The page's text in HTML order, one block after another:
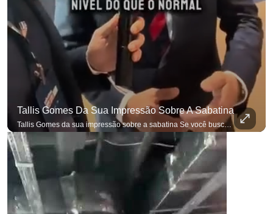
Tallis Gomes Da Sua Impressão Sobre A Sabatina
Tallis Gomes da sua impressão sobre a sabatina Se você busca informação com credibilidade, inscreva-se agora e ative o